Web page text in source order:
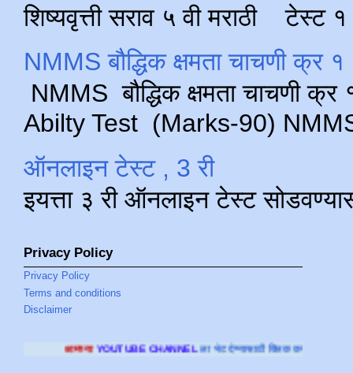
शिष्यवृत्ती सराव ५ वी मराठी टेस्ट
NMMS बौद्धिक क्षमता चाचणी क्र
NMMS बौद्धिक क्षमता चाचणी
Abilty Test (Marks-90) NMMS
ऑनलाइन टेस्ट , 3 री
इयत्ता ३ री ऑनलाइन टेस्ट
Privacy Policy
Privacy Policy
Terms and conditions
Disclaimer
CHANNELला भेट देण्यासाठी क्लिक करा .